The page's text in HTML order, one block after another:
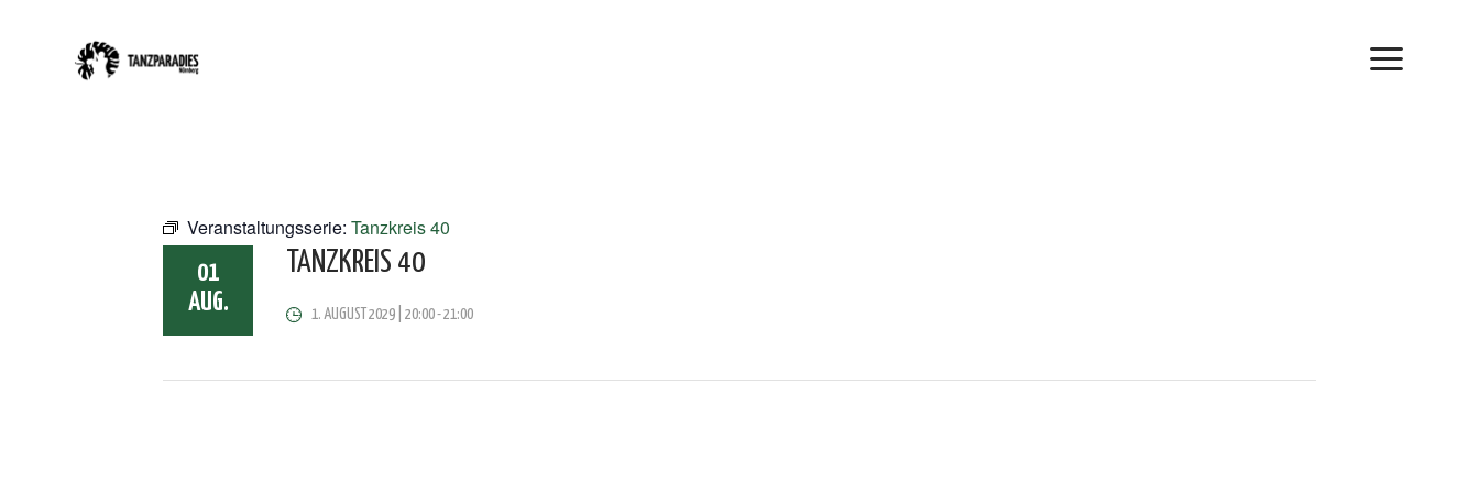
Veranstaltungsserie: Tanzkreis 40
01
AUG.
TANZKREIS 40
1. AUGUST 2029 | 20:00-21:00